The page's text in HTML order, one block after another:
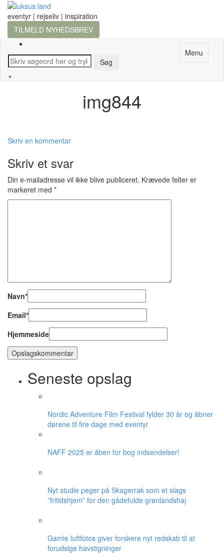
eventyr | rejseliv | inspiration
TILMELD NYHEDSBREV
Menu
×
img844
Skriv en kommentar
Skriv et svar
Din e-mailadresse vil ikke blive publiceret. Krævede felter er
markeret med *
Navn*
Email*
Hjemmeside
Seneste opslag
Nordic Adventure Film Festival fylder 30 år og åbner
dørene til fire dage med eventyr
NAFF 2025 er åben for bog indsendelser!
Nyt studie peger på Skagerrak som et slags
”fritidshjem” for den gådefulde grønlandshaj
Gamle luftfotos giver forskere nyt redskab til at
forudsige havstigninger